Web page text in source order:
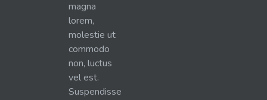
magna
lorem,
molestie ut
commodo
non, luctus
vel est.
Suspendisse